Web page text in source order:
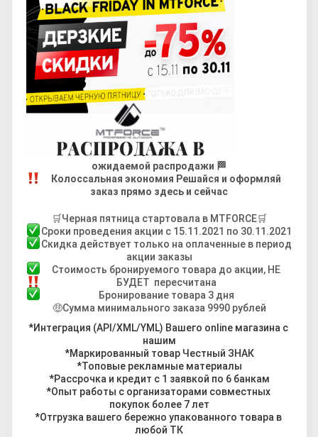
ожидаемой распродажи 🏁
Колоссальная экономия Решайся и оформляй
заказ прямо здесь и сейчас
🛒Черная пятница стартовала в MTFORCE🛒
Сроки проведения акции с 15.11.2021 по 30.11.2021
Скидка действует только на оплаченные в период
акции заказы
Стоимость бронируемого товара до акции, НЕ
БУДЕТ пересчитана
Бронирование товара 3 дня
🤑Сумма минимального заказа 9990 рублей
*Интеграция (API/XML/YML) Вашего online магазина с
нашим
*Маркированный товар Честный ЗНАК
*Топовые рекламные материалы
*Рассрочка и кредит с 1 заявкой по 6 банкам
*Опыт работы с организаторами совместных
покупок более 7 лет
*Отгрузка вашего бережно упакованного товара в
любой ТК